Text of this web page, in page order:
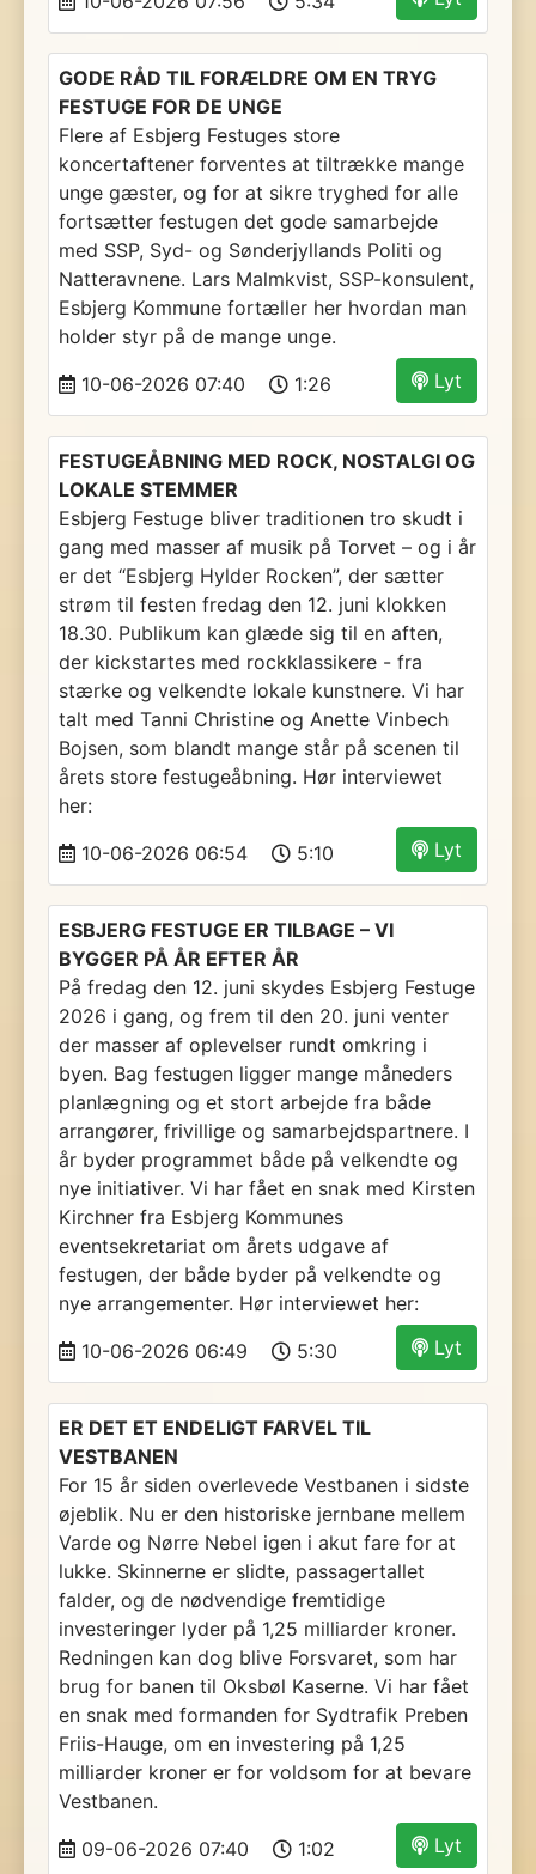
GODE RÅD TIL FORÆLDRE OM EN TRYG
FESTUGE FOR DE UNGE
Flere af Esbjerg Festuges store
koncertaftener forventes at tiltrække mange
unge gæster, og for at sikre tryghed for alle
fortsætter festugen det gode samarbejde
med SSP, Syd- og Sønderjyllands Politi og
Natteravnene. Lars Malmkvist, SSP-konsulent,
Esbjerg Kommune fortæller her hvordan man
holder styr på de mange unge.
Lyt
10-06-2026 07:40 1:26
FESTUGEÅBNING MED ROCK, NOSTALGI OG
LOKALE STEMMER
Esbjerg Festuge bliver traditionen tro skudt i
gang med masser af musik på Torvet – og i år
er det “Esbjerg Hylder Rocken”, der sætter
strøm til festen fredag den 12. juni klokken
18.30. Publikum kan glæde sig til en aften,
der kickstartes med rockklassikere - fra
stærke og velkendte lokale kunstnere. Vi har
talt med Tanni Christine og Anette Vinbech
Bojsen, som blandt mange står på scenen til
årets store festugeåbning. Hør interviewet
her:
Lyt
10-06-2026 06:54 5:10
ESBJERG FESTUGE ER TILBAGE – VI
BYGGER PÅ ÅR EFTER ÅR
På fredag den 12. juni skydes Esbjerg Festuge
2026 i gang, og frem til den 20. juni venter
der masser af oplevelser rundt omkring i
byen. Bag festugen ligger mange måneders
planlægning og et stort arbejde fra både
arrangører, frivillige og samarbejdspartnere. I
år byder programmet både på velkendte og
nye initiativer. Vi har fået en snak med Kirsten
Kirchner fra Esbjerg Kommunes
eventsekretariat om årets udgave af
festugen, der både byder på velkendte og
nye arrangementer. Hør interviewet her:
Lyt
10-06-2026 06:49 5:30
ER DET ET ENDELIGT FARVEL TIL
VESTBANEN
For 15 år siden overlevede Vestbanen i sidste
øjeblik. Nu er den historiske jernbane mellem
Varde og Nørre Nebel igen i akut fare for at
lukke. Skinnerne er slidte, passagertallet
falder, og de nødvendige fremtidige
investeringer lyder på 1,25 milliarder kroner.
Redningen kan dog blive Forsvaret, som har
brug for banen til Oksbøl Kaserne. Vi har fået
en snak med formanden for Sydtrafik Preben
Friis-Hauge, om en investering på 1,25
milliarder kroner er for voldsom for at bevare
Vestbanen.
Lyt
09-06-2026 07:40 1:02